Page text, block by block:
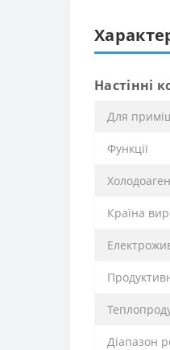
Настінні
Для
Функції
Країна
Діапазон